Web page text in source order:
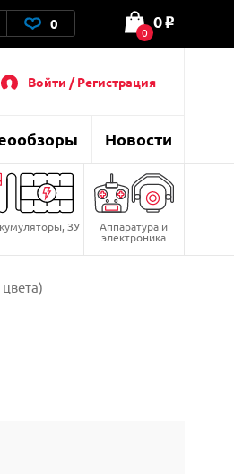
0 0
0 o
Войти / Регистрация
Новости
ЗУ Аппаратура и
электроника